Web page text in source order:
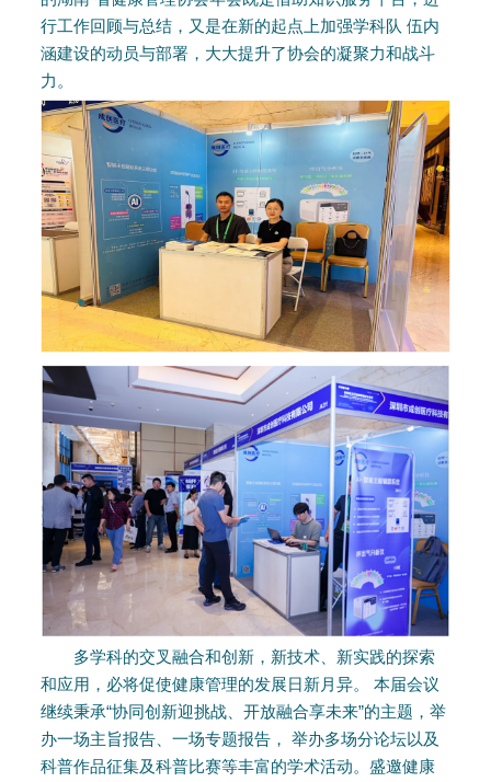
行工作回顾与总结，又是在新的起点上加强学科队 伍内
涵建设的动员与部署，大大提升了协会的凝聚力和战斗
力。
多学科的交叉融合和创新，新技术、新实践的探索
和应用，必将促使健康管理的发展日新月异。 本届会议
继续秉承“协同创新迎挑战、开放融合享未来”的主题，举
办一场主旨报告、一场专题报告， 举办多场分论坛以及
科普作品征集及科普比赛等丰富的学术活动。盛邀健康